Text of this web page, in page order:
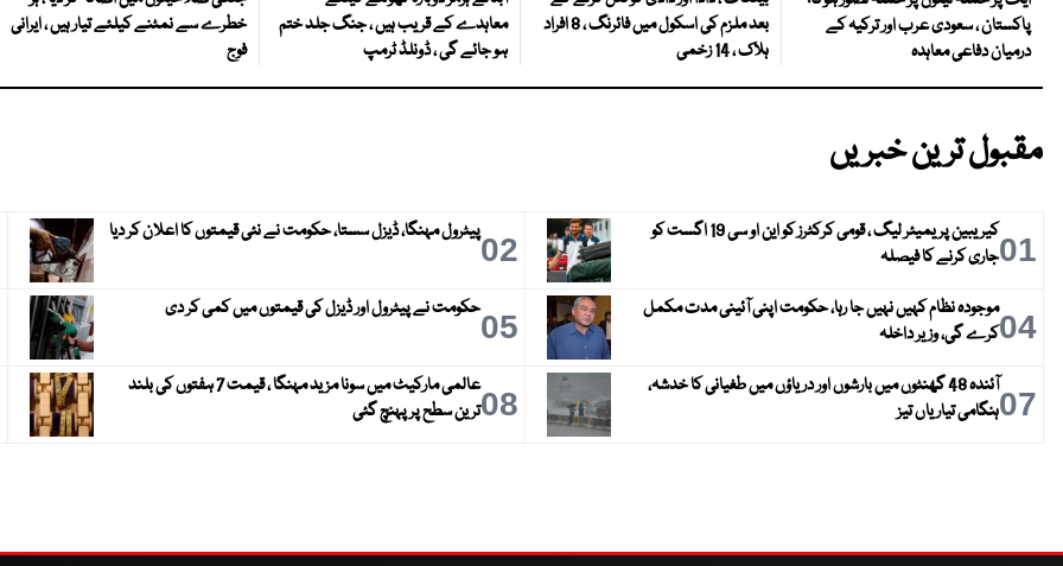
پاکستان ، سعودی عرب اور ترکیہ کے
درمیان دفاعی معاہدہ
بعد ملزم کی اسکول میں فائرنگ ، 8 افراد
ہلاک ، 14 زخمی
معاہدے کے قریب ہیں ، جنگ جلد ختم
ہو جائے گی ، ڈونلڈ ٹرمپ
خطرے سے نمٹنے کیلئے تیار ہیں ، ایرانی
فوج
مقبول ترین خبریں
01
کیریبین پریمیئر لیگ ، قومی کرکٹرز کو این او سی 19 اگست کو
جاری کرنے کا فیصلہ
02پیٹرول مہنگا، ڈیزل سستا، حکومت نے نئی قیمتوں کا اعلان کر دیا
04موجودہ نظام کہیں نہیں جا رہا، حکومت اپنی آئینی مدت مکمل
کرے گی، وزیر داخلہ
05حکومت نے پیٹرول اور ڈیزل کی قیمتوں میں کمی کر دی
07
آئندہ 48 گھنٹوں میں بارشوں اور دریاؤں میں طغیانی کا خدشہ،
ہنگامی تیاریاں تیز
08
عالمی مارکیٹ میں سونا مزید مہنگا ، قیمت 7 ہفتوں کی بلند
ترین سطح پر پہنچ گئی